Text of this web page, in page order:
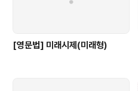
[영문법] 미래시제(미래형)